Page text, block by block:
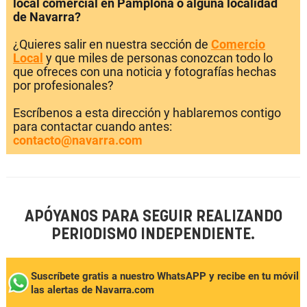
local comercial en Pamplona o alguna localidad
de Navarra?
¿Quieres salir en nuestra sección de Comercio
Local y que miles de personas conozcan todo lo
que ofreces con una noticia y fotografías hechas
por profesionales?
Escríbenos a esta dirección y hablaremos contigo
para contactar cuando antes:
contacto@navarra.com
APÓYANOS PARA SEGUIR REALIZANDO
PERIODISMO INDEPENDIENTE.
Suscríbete gratis a nuestro WhatsAPP y recibe en tu móvil
las alertas de Navarra.com